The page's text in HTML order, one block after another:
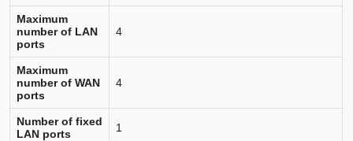
Maximum
number of LAN
ports
4
Maximum
number of WAN
ports
4
Number of fixed
LAN ports
1